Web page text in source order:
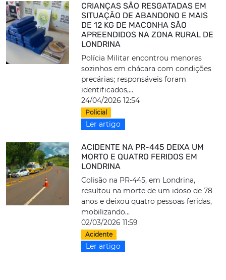
CRIANÇAS SÃO RESGATADAS EM
SITUAÇÃO DE ABANDONO E MAIS
DE 12 KG DE MACONHA SÃO
APREENDIDOS NA ZONA RURAL DE
LONDRINA
Polícia Militar encontrou menores
sozinhos em chácara com condições
precárias; responsáveis foram
identificados,...
24/04/2026 12:54
Policial
Ler artigo
ACIDENTE NA PR-445 DEIXA UM
MORTO E QUATRO FERIDOS EM
LONDRINA
Colisão na PR-445, em Londrina,
resultou na morte de um idoso de 78
anos e deixou quatro pessoas feridas,
mobilizando...
02/03/2026 11:59
Acidente
Ler artigo